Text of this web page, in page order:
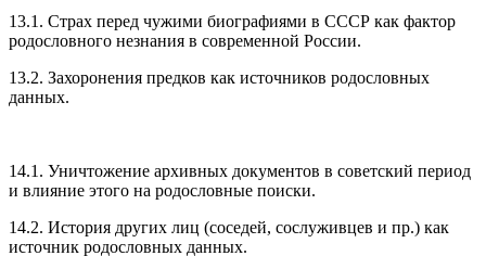
13.1. Страх перед чужими биографиями в СССР как фактор
родословного незнания в современной России.
13.2. Захоронения предков как источников родословных
данных.
14.1. Уничтожение архивных документов в советский период
и влияние этого на родословные поиски.
14.2. История других лиц (соседей, сослуживцев и пр.) как
источник родословных данных.